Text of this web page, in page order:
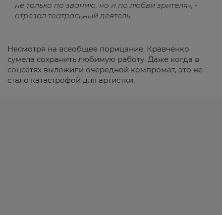
не только по званию, но и по любви зрителя», -
отрезал театральный деятель.
Несмотря на всеобщее порицание, Кравченко
сумела сохранить любимую работу. Даже когда в
соцсетях выложили очередной компромат, это не
стало катастрофой для артистки.